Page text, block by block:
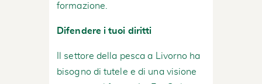
formazione.
Difendere i tuoi diritti
Il settore della pesca a Livorno ha
bisogno di tutele e di una visione